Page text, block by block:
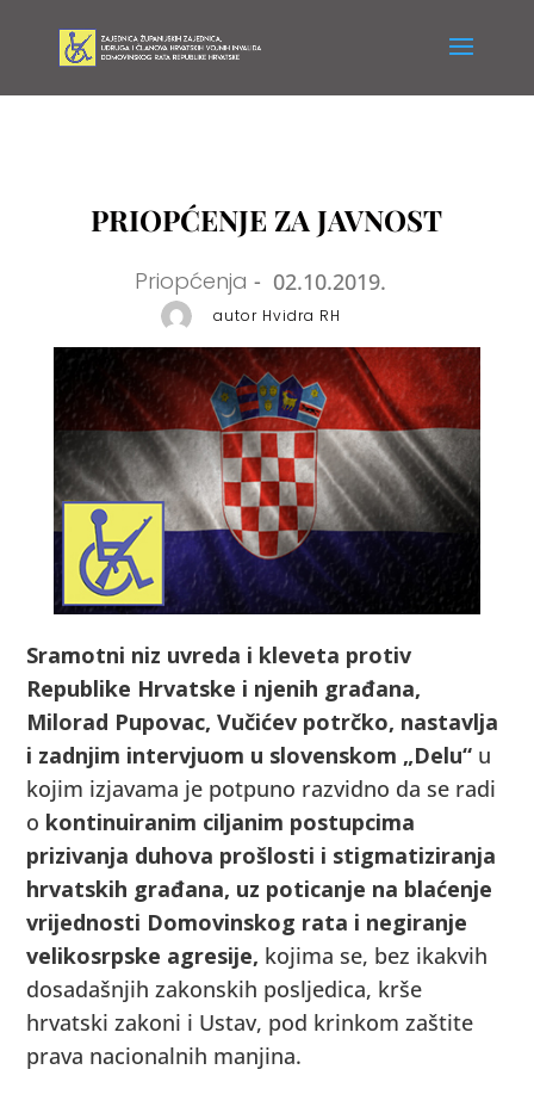
PRIOPĆENJE ZA JAVNOST
Priopćenja - 02.10.2019.
autor Hvidra RH
Sramotni niz uvreda i kleveta protiv
Republike Hrvatske i njenih građana,
Milorad Pupovac, Vučićev potrčko, nastavlja
i zadnjim intervjuom u slovenskom „Delu“ u
kojim izjavama je potpuno razvidno da se radi
o kontinuiranim ciljanim postupcima
prizivanja duhova prošlosti i stigmatiziranja
hrvatskih građana, uz poticanje na blaćenje
vrijednosti Domovinskog rata i negiranje
velikosrpske agresije, kojima se, bez ikakvih
dosadašnjih zakonskih posljedica, krše
hrvatski zakoni i Ustav, pod krinkom zaštite
prava nacionalnih manjina.